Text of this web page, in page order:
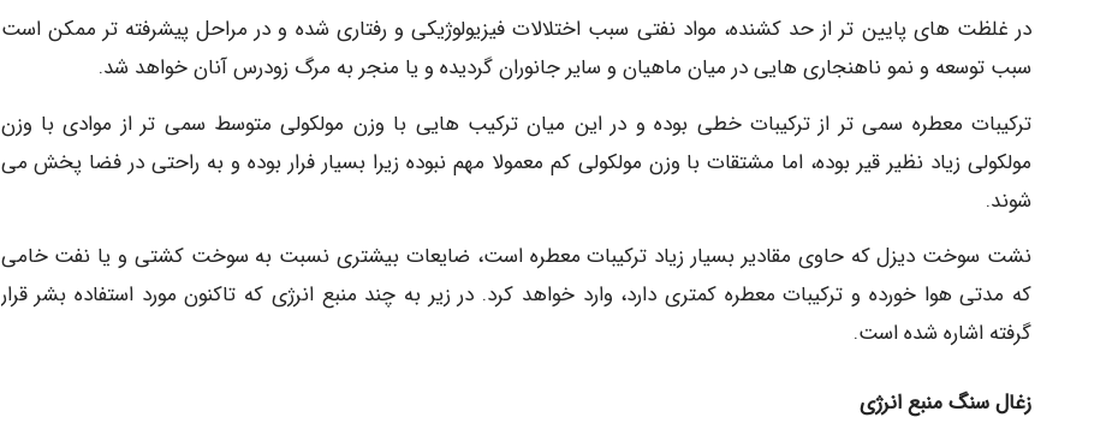
در غلظت های پایین تر از حد کشنده، مواد نفتی سبب اختلالات فیزیولوژیکی و رفتاری شده و در مراحل پیشرفته تر ممکن است
سبب توسعه و نمو ناهنجاری هایی در میان ماهیان و سایر جانوران گردیده و یا منجر به مرگ زودرس آنان خواهد شد.
ترکیبات معطره سمی تر از ترکیبات خطی بوده و در این میان ترکیب هایی با وزن مولکولی متوسط سمی تر از موادی با وزن
مولکولی زیاد نظیر قیر بوده، اما مشتقات با وزن مولکولی کم معمولا مهم نبوده زیرا بسیار فرار بوده و به راحتی در فضا پخش می
شوند.
نشت سوخت دیزل که حاوی مقادیر بسیار زیاد ترکیبات معطره است، ضایعات بیشتری نسبت به سوخت کشتی و یا نفت خامی
که مدتی هوا خورده و ترکیبات معطره کمتری دارد، وارد خواهد کرد. در زیر به چند منبع انرژی که تاکنون مورد استفاده بشر قرار
گرفته اشاره شده است.
زغال سنگ منبع انرژی